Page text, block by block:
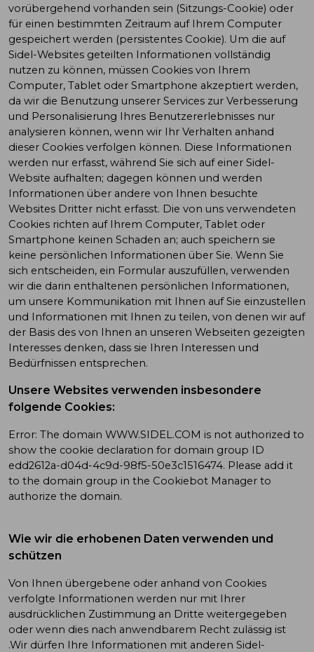
vorübergehend vorhanden sein (Sitzungs-Cookie) oder
für einen bestimmten Zeitraum auf Ihrem Computer
gespeichert werden (persistentes Cookie). Um die auf
Sidel-Websites geteilten Informationen vollständig
nutzen zu können, müssen Cookies von Ihrem
Computer, Tablet oder Smartphone akzeptiert werden,
da wir die Benutzung unserer Services zur Verbesserung
und Personalisierung Ihres Benutzererlebnisses nur
analysieren können, wenn wir Ihr Verhalten anhand
dieser Cookies verfolgen können. Diese Informationen
werden nur erfasst, während Sie sich auf einer Sidel-
Website aufhalten; dagegen können und werden
Informationen über andere von Ihnen besuchte
Websites Dritter nicht erfasst. Die von uns verwendeten
Cookies richten auf Ihrem Computer, Tablet oder
Smartphone keinen Schaden an; auch speichern sie
keine persönlichen Informationen über Sie. Wenn Sie
sich entscheiden, ein Formular auszufüllen, verwenden
wir die darin enthaltenen persönlichen Informationen,
um unsere Kommunikation mit Ihnen auf Sie einzustellen
und Informationen mit Ihnen zu teilen, von denen wir auf
der Basis des von Ihnen an unseren Webseiten gezeigten
Interesses denken, dass sie Ihren Interessen und
Bedürfnissen entsprechen.
Unsere Websites verwenden insbesondere
folgende Cookies:
Error: The domain WWW.SIDEL.COM is not authorized to
show the cookie declaration for domain group ID
edd2612a-d04d-4c9d-98f5-50e3c1516474. Please add it
to the domain group in the Cookiebot Manager to
authorize the domain.
Wie wir die erhobenen Daten verwenden und
schützen
Von Ihnen übergebene oder anhand von Cookies
verfolgte Informationen werden nur mit Ihrer
ausdrücklichen Zustimmung an Dritte weitergegeben
oder wenn dies nach anwendbarem Recht zulässig ist
.Wir dürfen Ihre Informationen mit anderen Sidel-